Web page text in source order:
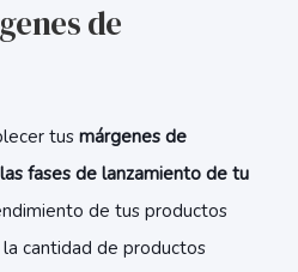
de
tus márgenes de
fases de lanzamiento de tu
de tus productos
cantidad de productos